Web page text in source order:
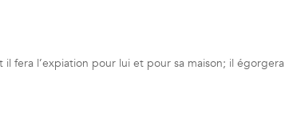
fera l’expiation pour lui et pour sa maison; il égorgera